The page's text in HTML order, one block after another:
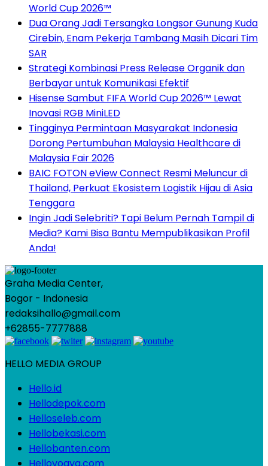
World Cup 2026™
Dua Orang Jadi Tersangka Longsor Gunung Kuda
Cirebin, Enam Pekerja Tambang Masih Dicari Tim
SAR
Strategi Kombinasi Press Release Organik dan
Berbayar untuk Komunikasi Efektif
Hisense Sambut FIFA World Cup 2026™ Lewat
Inovasi RGB MiniLED
Tingginya Permintaan Masyarakat Indonesia
Dorong Pertumbuhan Malaysia Healthcare di
Malaysia Fair 2026
BAIC FOTON eView Connect Resmi Meluncur di
Thailand, Perkuat Ekosistem Logistik Hijau di Asia
Tenggara
Ingin Jadi Selebriti? Tapi Belum Pernah Tampil di
Media? Kami Bisa Bantu Mempublikasikan Profil
Anda!
Graha Media Center,
Bogor - Indonesia
redaksihallo@gmail.com
+62855-7777888
HELLO MEDIA GROUP
Hello.id
Hellodepok.com
Helloseleb.com
Hellobekasi.com
Hellobanten.com